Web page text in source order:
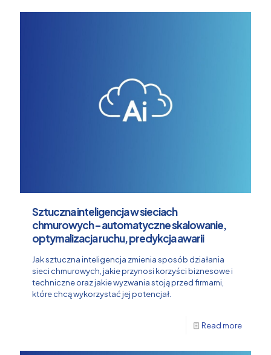
Sztuczna inteligencja w sieciach
chmurowych – automatyczne skalowanie,
optymalizacja ruchu, predykcja awarii
Jak sztuczna inteligencja zmienia sposób działania
sieci chmurowych, jakie przynosi korzyści biznesowe i
techniczne oraz jakie wyzwania stoją przed firmami,
które chcą wykorzystać jej potencjał.
Read more